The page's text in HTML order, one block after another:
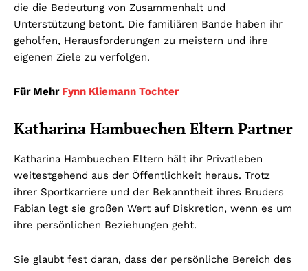
die die Bedeutung von Zusammenhalt und
Unterstützung betont. Die familiären Bande haben ihr
geholfen, Herausforderungen zu meistern und ihre
eigenen Ziele zu verfolgen.
Für Mehr Fynn Kliemann Tochter
Katharina Hambuechen Eltern Partner
Katharina Hambuechen Eltern hält ihr Privatleben
weitestgehend aus der Öffentlichkeit heraus. Trotz
ihrer Sportkarriere und der Bekanntheit ihres Bruders
Fabian legt sie großen Wert auf Diskretion, wenn es um
ihre persönlichen Beziehungen geht.
Sie glaubt fest daran, dass der persönliche Bereich des